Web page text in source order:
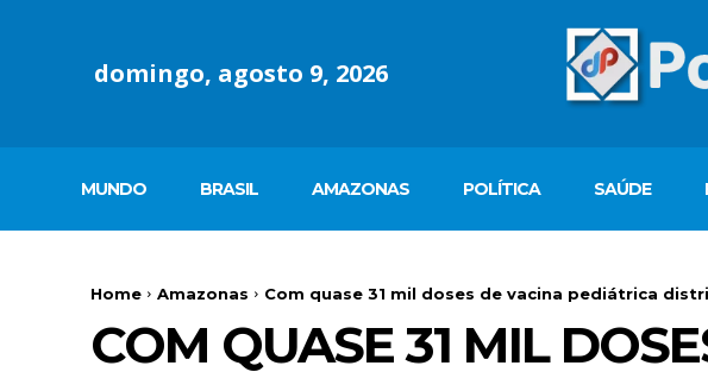
domingo, agosto 9, 2026
MUNDO BRASIL AMAZONAS POLÍTICA SAÚDE
Home Amazonas Com quase 31 mil doses de vacina pediátrica
COM QUASE 31 MIL